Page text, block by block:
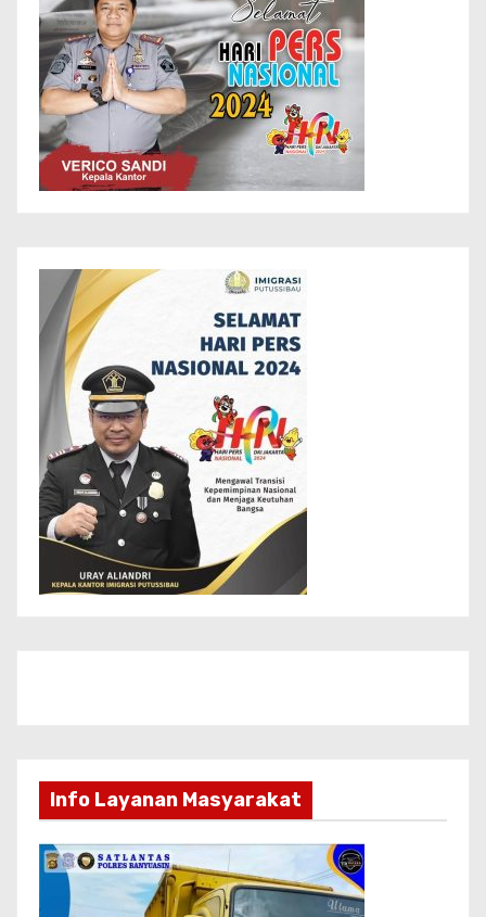
Info Layanan Masyarakat